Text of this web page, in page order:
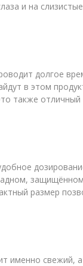
и на
долгое
в этом
также отличный
размер
именно свежий,